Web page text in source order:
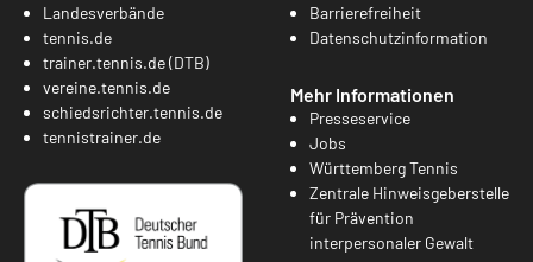
Landesverbände
tennis.de
trainer.tennis.de (DTB)
vereine.tennis.de
schiedsrichter.tennis.de
tennistrainer.de
Barrierefreiheit
Datenschutzinformation
Mehr Informationen
Presseservice
Jobs
Württemberg Tennis
Zentrale Hinweisgeberstelle
für Prävention
interpersonaler Gewalt